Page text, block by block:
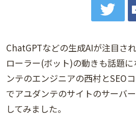
ChatGPTなどの生成AIが注目さ
ローラー(ボット)の動きも話題
ンテのエンジニアの西村とSEO
でアユダンテのサイトのサーバ
してみました。